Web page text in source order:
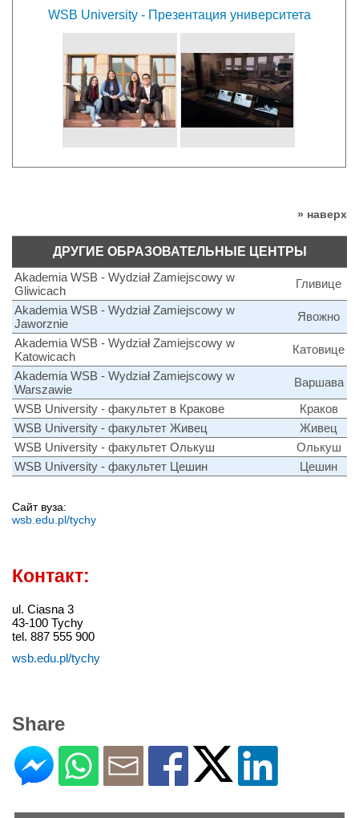
WSB University - Презентация университета
» наверх
ДРУГИЕ ОБРАЗОВАТЕЛЬНЫЕ ЦЕНТРЫ
Akademia WSB - Wydział Zamiejscowy w
Gliwicach
Гливице
Akademia WSB - Wydział Zamiejscowy w
Jaworznie
Явожно
Akademia WSB - Wydział Zamiejscowy w
Katowicach
Катовице
Akademia WSB - Wydział Zamiejscowy w
Warszawie
Варшава
WSB University - факультет в Кракове
Краков
WSB University - факультет Живец
Живец
WSB University - факультет Олькуш
Олькуш
WSB University - факультет Цешин
Цешин
Сайт вуза:
wsb.edu.pl/tychy
Контакт:
ul. Ciasna 3
43-100 Tychy
tel. 887 555 900
wsb.edu.pl/tychy
Share